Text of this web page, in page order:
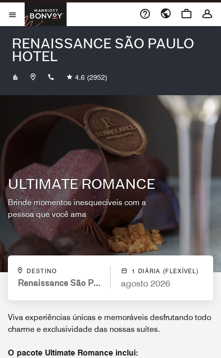
Skip to Content
Abrir menu
Marriott Bonvoy
RENAISSANCE SÃO PAULO
HOTEL
+551130692233
4.6 (2952)
ULTIMATE ROMANCE
Brinde momentos inesquecíveis com a
pessoa que você ama
DESTINO
Renaissance São Paulo Hotel
1 DIÁRIA (FLEXÍVEL)
agosto 2026
Viva experiências únicas e memoráveis desfrutando todo
charme e exclusividade das nossas suítes.
O pacote Ultimate Romance inclui: